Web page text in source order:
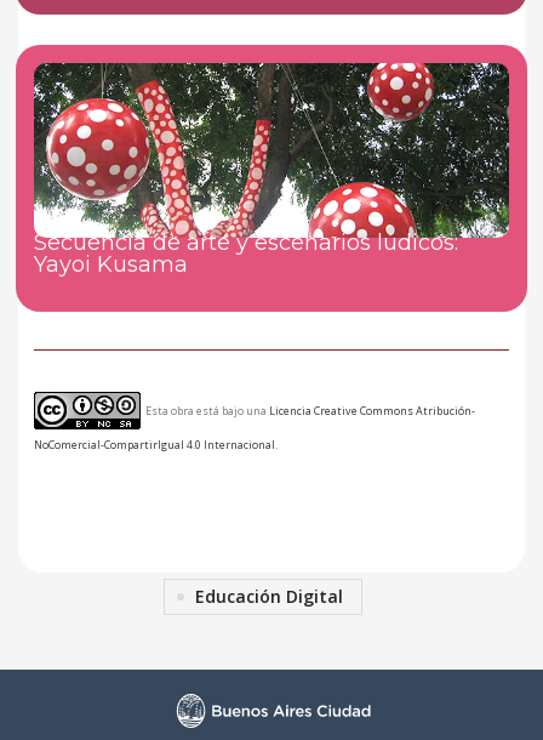
Secuencia de arte y escenarios lúdicos:
Yayoi Kusama
Esta obra está bajo una Licencia Creative Commons Atribución-
NoComercial-CompartirIgual 4.0 Internacional.
Educación Digital